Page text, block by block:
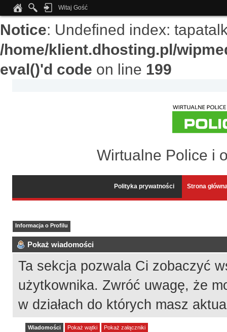
Notice: Undefined index:
/home/klient.dhosting.pl/
eval()'d code on line 199
Witaj Gość
Wirtualne Police i
Polityka prywatności Strona
Informacja o Profilu
Pokaż wiadomości
Ta sekcja pozwala Ci zobaczyć
użytkownika. Zwróć uwagę, że
w działach do których masz
Wiadomości Pokaż wątki Pokaż załączniki